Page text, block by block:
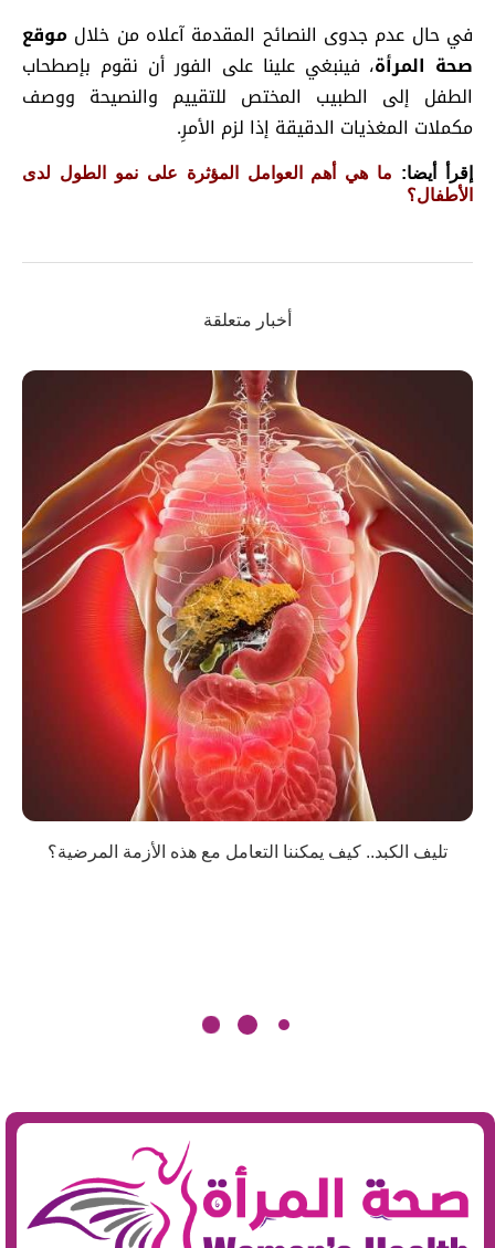
في حال عدم جدوى النصائح المقدمة آعلاه من خلال موقع
صحة المرأة، فينبغي علينا على الفور أن نقوم بإصطحاب
الطفل إلى الطبيب المختص للتقييم والنصيحة ووصف
مكملات المغذيات الدقيقة إذا لزم الأمرِ.
إقرأ أيضا: ما هي أهم العوامل المؤثرة على نمو الطول لدى
الأطفال؟
أخبار متعلقة
تليف الكبد.. كيف يمكننا التعامل مع هذه الأزمة المرضية؟